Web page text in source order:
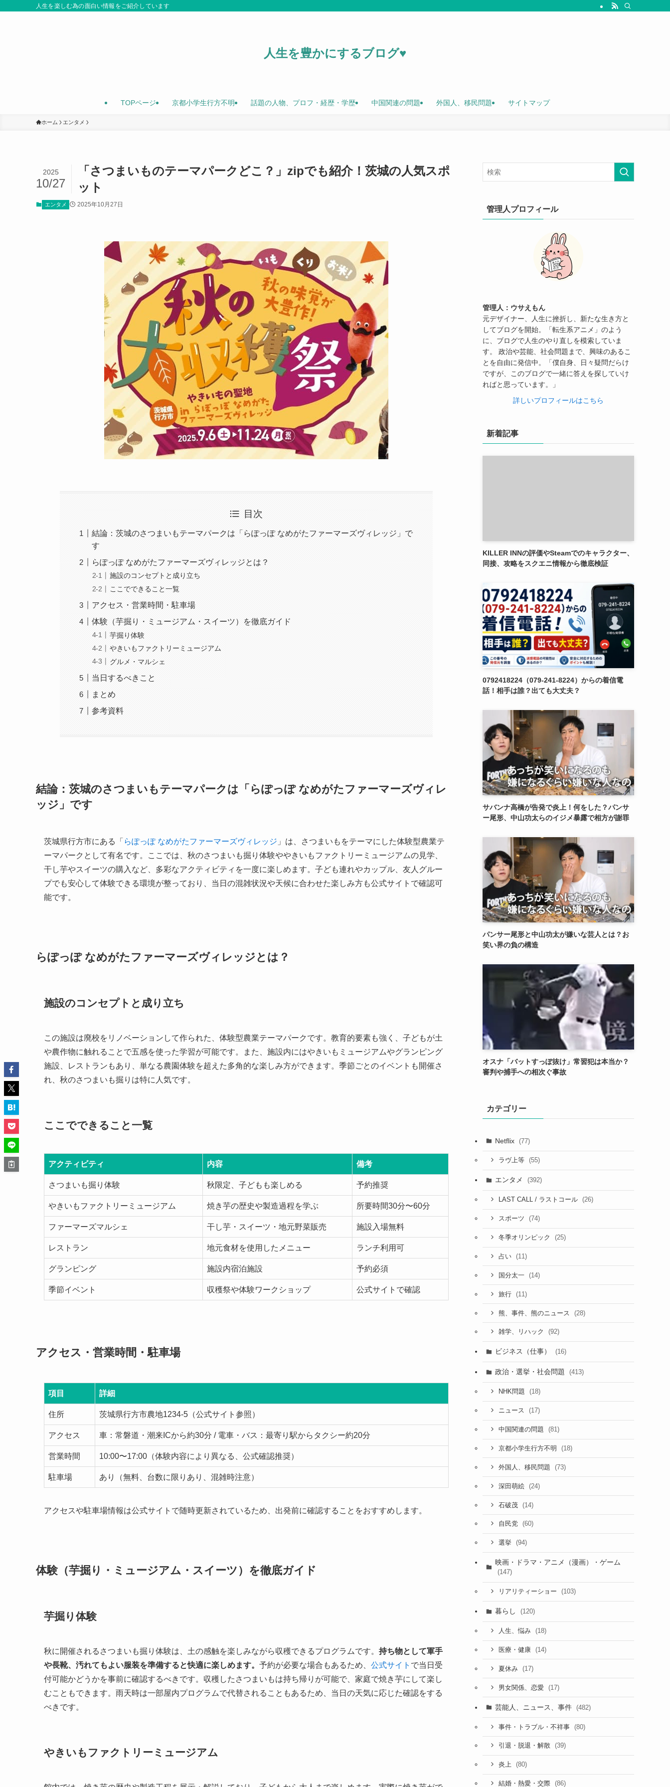
人生を楽しむ為の面白い情報をご紹介しています
人生を豊かにするブログ♥
TOPページ 京都小学生行方不明 話題の人物、プロフ・経歴・学歴 中国関連の問題 外国人、移民問題 サイトマップ
ホーム エンタメ
「さつまいものテーマパークどこ？」zipでも紹介！茨城の人気スポ
ット
2025
10/27
エンタメ 2025年10月27日
目次
結論：茨城のさつまいもテーマパークは「らぽっぽ なめがたファーマーズヴィレッジ」で
す
らぽっぽ なめがたファーマーズヴィレッジとは？
施設のコンセプトと成り立ち
ここでできること一覧
アクセス・営業時間・駐車場
体験（芋掘り・ミュージアム・スイーツ）を徹底ガイド
芋掘り体験
やきいもファクトリーミュージアム
グルメ・マルシェ
当日するべきこと
まとめ
参考資料
結論：茨城のさつまいもテーマパークは「らぽっぽ なめがたファーマーズヴィレ
ッジ」です
茨城県行方市にある「 らぽっぽ なめがたファーマーズヴィレッジ 」は、さつまいもをテーマにした体験型農業テ
ーマパークとして有名です。ここでは、秋のさつまいも掘り体験ややきいもファクトリーミュージアムの見学、
干し芋やスイーツの購入など、多彩なアクティビティを一度に楽しめます。子ども連れやカップル、友人グルー
プでも安心して体験できる環境が整っており、当日の混雑状況や天候に合わせた楽しみ方も公式サイトで確認可
能です。
らぽっぽ なめがたファーマーズヴィレッジとは？
施設のコンセプトと成り立ち
この施設は廃校をリノベーションして作られた、体験型農業テーマパークです。教育的要素も強く、子どもが土
や農作物に触れることで五感を使った学習が可能です。また、施設内にはやきいもミュージアムやグランピング
施設、レストランもあり、単なる農園体験を超えた多角的な楽しみ方ができます。季節ごとのイベントも開催さ
れ、秋のさつまいも掘りは特に人気です。
ここでできること一覧
アクティビティ 内容 備考
さつまいも掘り体験 秋限定、子どもも楽しめる 予約推奨
やきいもファクトリーミュージアム 焼き芋の歴史や製造過程を学ぶ 所要時間30分〜60分
ファーマーズマルシェ 干し芋・スイーツ・地元野菜販売 施設入場無料
レストラン 地元食材を使用したメニュー ランチ利用可
グランピング 施設内宿泊施設 予約必須
季節イベント 収穫祭や体験ワークショップ 公式サイトで確認
アクセス・営業時間・駐車場
項目 詳細
住所 茨城県行方市農地1234-5（公式サイト参照）
アクセス 車：常磐道・潮来ICから約30分 / 電車・バス：最寄り駅からタクシー約20分
営業時間 10:00〜17:00（体験内容により異なる、公式確認推奨）
駐車場 あり（無料、台数に限りあり、混雑時注意）
アクセスや駐車場情報は公式サイトで随時更新されているため、出発前に確認することをおすすめします。
体験（芋掘り・ミュージアム・スイーツ）を徹底ガイド
芋掘り体験
秋に開催されるさつまいも掘り体験は、土の感触を楽しみながら収穫できるプログラムです。 持ち物として軍手
や長靴、汚れてもよい服装を準備すると快適に楽しめます。 予約が必要な場合もあるため、 公式サイト で当日受
付可能かどうかを事前に確認するべきです。収穫したさつまいもは持ち帰りが可能で、家庭で焼き芋にして楽し
むこともできます。雨天時は一部屋内プログラムで代替されることもあるため、当日の天気に応じた確認をする
べきです。
やきいもファクトリーミュージアム
管理人プロフィール
管理人：ウサえもん
元デザイナー、人生に挫折し、新たな生き方と
してブログを開始。「転生系アニメ」のよう
に、ブログで人生のやり直しを模索していま
す。 政治や芸能、社会問題まで、興味のあるこ
とを自由に発信中。「僕自身、日々疑問だらけ
ですが、このブログで一緒に答えを探していけ
ればと思っています。」
詳しいプロフィールはこちら
新着記事
KILLER INNの評価やSteamでのキャラクター、
同接、攻略をスクエニ情報から徹底検証
0792418224（079-241-8224）からの着信電
話！相手は誰？出ても大丈夫？
サバンナ高橋が告発で炎上！何をした？パンサ
ー尾形、中山功太らのイジメ暴露で相方が謝罪
パンサー尾形と中山功太が嫌いな芸人とは？お
笑い界の負の構造
オスナ「バットすっぽ抜け」常習犯は本当か？
審判や捕手への相次ぐ事故
カテゴリー
Netflix (77)
ラヴ上等 (55)
エンタメ (392)
LAST CALL / ラストコール (26)
スポーツ (74)
冬季オリンピック (25)
占い (11)
国分太一 (14)
旅行 (11)
熊、事件、熊のニュース (28)
雑学、リハック (92)
ビジネス（仕事） (16)
政治・選挙・社会問題 (413)
NHK問題 (18)
ニュース (17)
中国関連の問題 (81)
京都小学生行方不明 (18)
外国人、移民問題 (73)
深田萌絵 (24)
石破茂 (14)
自民党 (60)
選挙 (94)
映画・ドラマ・アニメ（漫画）・ゲーム
(147)
リアリティーショー (103)
暮らし (120)
人生、悩み (18)
医療・健康 (14)
夏休み (17)
男女関係、恋愛 (17)
芸能人、ニュース、事件 (482)
事件・トラブル・不祥事 (80)
引退・脱退・解散 (39)
炎上 (80)
結婚・熱愛・交際 (86)